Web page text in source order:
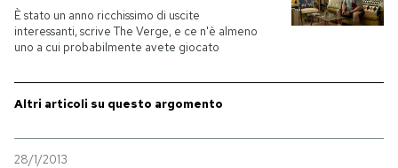
È stato un anno ricchissimo di uscite
interessanti, scrive The Verge, e ce n'è almeno
uno a cui probabilmente avete giocato
Altri articoli su questo argomento
28/1/2013